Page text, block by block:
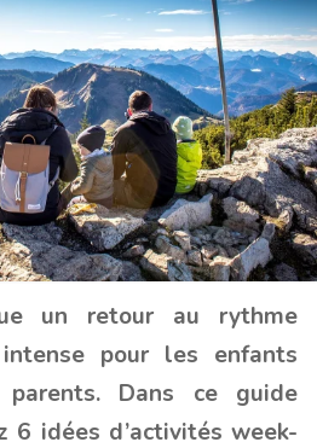
un retour au rythme
pour les enfants
Dans ce guide
6 idées d’activités week-